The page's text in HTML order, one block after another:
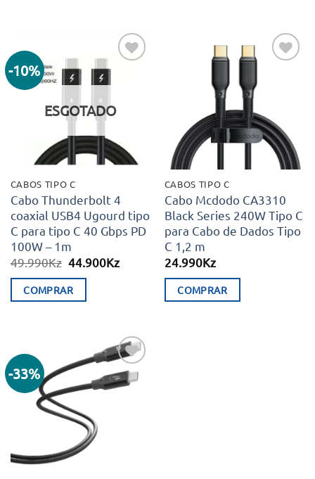
-10%
Adicionar
aos meus
ESGOTADO
CABOS TIPO C
Cabo Thunderbolt 4
coaxial USB4 Ugourd tipo
C para tipo C 40 Gbps PD
100W – 1m
49.990Kz O
original
era:
44.900KzO
COMPRAR
aos meus
CABOS TIPO C
Cabo Mcdodo CA3310
Black Series 240W Tipo C
para Cabo de Dados Tipo
C 1,2 m
24.990Kz
COMPRAR
-33%
Adicionar
aos meus